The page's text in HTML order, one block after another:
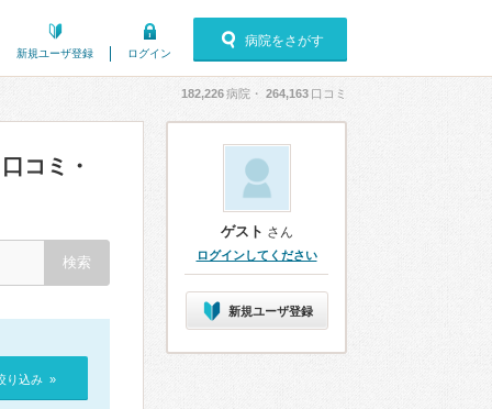
新規ユーザ登録 ログイン
病院をさがす
182,226病院・ 264,163 口コミ
コミ・
り込み »
ゲスト さん
ログインしてください
新規ユーザ登録